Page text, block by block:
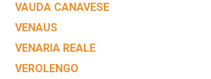
VAUDA CANAVESE
VENAUS
VENARIA REALE
VEROLENGO